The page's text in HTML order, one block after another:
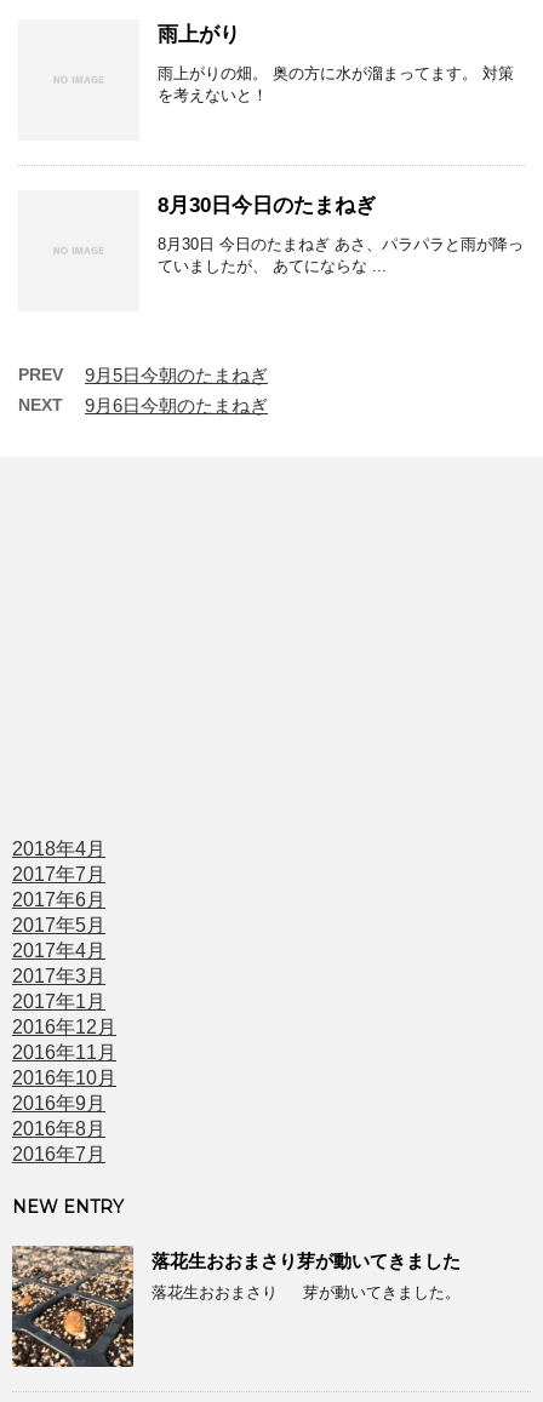
雨上がり
雨上がりの畑。 奥の方に水が溜まってます。 対策
を考えないと！
8月30日今日のたまねぎ
8月30日 今日のたまねぎ あさ、パラパラと雨が降っ
ていましたが、 あてにならな ...
PREV 9月5日今朝のたまねぎ
NEXT 9月6日今朝のたまねぎ
2018年4月
2017年7月
2017年6月
2017年5月
2017年4月
2017年3月
2017年1月
2016年12月
2016年11月
2016年10月
2016年9月
2016年8月
2016年7月
NEW ENTRY
落花生おおまさり芽が動いてきました
落花生おおまさり 芽が動いてきました。